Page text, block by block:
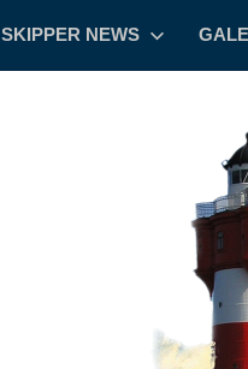
SKIPPER NEWS